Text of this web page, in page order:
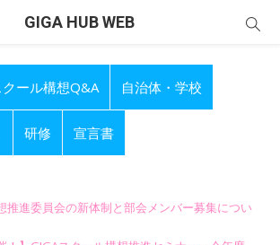
GIGA HUB WEB
ール構想Q&A 自治体・学校
研修 宣言書
推進委員会の新体制と部会メンバー募集につい